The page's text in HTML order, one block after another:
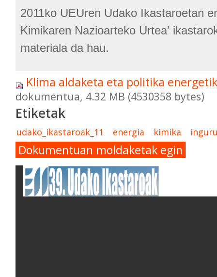
2011ko UEUren Udako Ikastaroetan
Kimikaren Nazioarteko Urtea'
materiala da hau.
Klima aldaketa eta politika
dokumentua, 4.32 MB (4530358 bytes)
Etiketak
udako_ikastaroak_11 energia kimika
Dokumentuan moldaketak egin